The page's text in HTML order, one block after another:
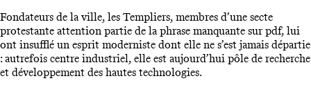
Fondateurs de la ville, les Templiers, membres d’une secte
protestante attention partie de la phrase manquante sur pdf, lui
ont insufflé un esprit moderniste dont elle ne s’est jamais départie
: autrefois centre industriel, elle est aujourd’hui pôle de recherche
et développement des hautes technologies.